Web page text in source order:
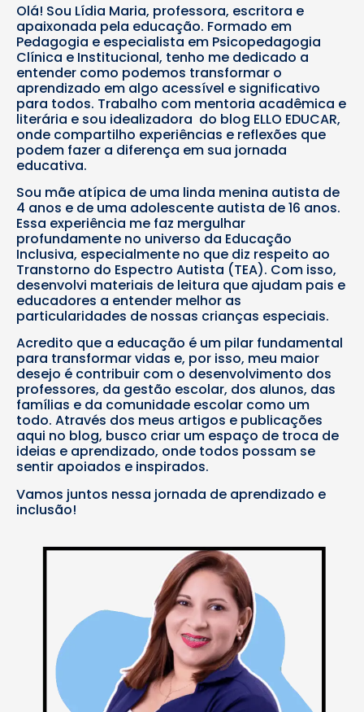
Olá! Sou Lídia Maria, professora, escritora e
apaixonada pela educação. Formado em
Pedagogia e especialista em Psicopedagogia
Clínica e Institucional, tenho me dedicado a
entender como podemos transformar o
aprendizado em algo acessível e significativo
para todos. Trabalho com mentoria acadêmica e
literária e sou idealizadora do blog ELLO EDUCAR,
onde compartilho experiências e reflexões que
podem fazer a diferença em sua jornada
educativa.
Sou mãe atípica de uma linda menina autista de
4 anos e de uma adolescente autista de 16 anos.
Essa experiência me faz mergulhar
profundamente no universo da Educação
Inclusiva, especialmente no que diz respeito ao
Transtorno do Espectro Autista (TEA). Com isso,
desenvolvi materiais de leitura que ajudam pais e
educadores a entender melhor as
particularidades de nossas crianças especiais.
Acredito que a educação é um pilar fundamental
para transformar vidas e, por isso, meu maior
desejo é contribuir com o desenvolvimento dos
professores, da gestão escolar, dos alunos, das
famílias e da comunidade escolar como um
todo. Através dos meus artigos e publicações
aqui no blog, busco criar um espaço de troca de
ideias e aprendizado, onde todos possam se
sentir apoiados e inspirados.
Vamos juntos nessa jornada de aprendizado e
inclusão!